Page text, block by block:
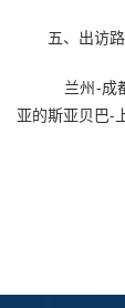
五、出访
兰州-成都-
亚的斯亚贝巴-